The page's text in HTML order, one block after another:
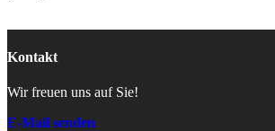
Kontakt
Wir freuen uns auf Sie!
E-Mail senden